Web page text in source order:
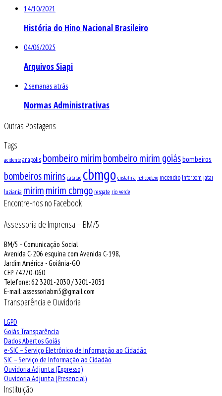
14/10/2021
História do Hino Nacional Brasileiro
04/06/2025
Arquivos Siapi
2 semanas atrás
Normas Administrativas
Outras Postagens
Tags
acidente anapolis bombeiro mirimbombeiro mirim goiásbombeiros
bombeiros mirins catalão cbmgo cristalina helicoptero incendio Inforbom jatai
luziania mirimmirim cbmgo resgate rio verde
Encontre-nos no Facebook
Assessoria de Imprensa – BM/5
BM/5 – Comunicação Social
Avenida C-206 esquina com Avenida C-198,
Jardim América - Goiânia-GO
CEP 74270-060
Telefone: 62 3201-2030 / 3201-2031
E-mail: assessoriabm5@gmail.com
Transparência e Ouvidoria
LGPD
Goiás Transparência
Dados Abertos Goiás
e-SIC – Serviço Eletrônico de Informação ao Cidadão
SIC – Serviço de Informação ao Cidadão
Ouvidoria Adjunta (Expresso)
Ouvidoria Adjunta (Presencial)
Instituição